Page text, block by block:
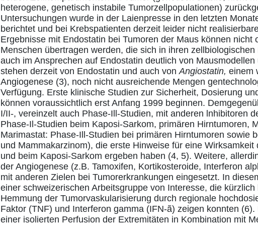
heterogene, genetisch instabile Tumorzellpopulationen)
Untersuchungen wurde in der Laienpresse in den letzten
berichtet und bei Krebspatienten derzeit leider nicht
Ergebnisse mit Endostatin bei Tumoren der Maus können nicht
Menschen übertragen werden, die sich in ihren
auch im Ansprechen auf Endostatin deutlich von
stehen derzeit von Endostatin und auch von Angiostatin, einem
Angiogenese (3), noch nicht ausreichende Mengen
Verfügung. Erste klinische Studien zur Sicherheit, Dosierung
können voraussichtlich erst Anfang 1999 beginnen.
I/II-, vereinzelt auch Phase-Ill-Studien, mit anderen lnhibitoren
Phase-Il-Studien beim Kaposi-Sarkom, primären Hirntumoren,
Marimastat: Phase-Ill-Studien bei primären Hirntumoren sowie
und Mammakarzinom), die erste Hinweise für eine
und beim Kaposi-Sarkom ergeben haben (4, 5). Weitere,
der Angiogenese (z.B. Tamoxifen, Kortikosteroide, Interferon
mit anderen Zielen bei Tumorerkrankungen eingesetzt. In
einer schweizerischen Arbeitsgruppe von Interesse, die
Hemmung der Tumorvaskularisierung durch regionale
Faktor (TNF) und Interferon gamma (IFN-ã) zeigen konnten
einer isolierten Perfusion der Extremitäten in Kombination mit